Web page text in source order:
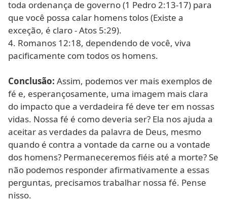
toda ordenança de governo (1 Pedro 2:13-17) para
que você possa calar homens tolos (Existe a
exceção, é claro - Atos 5:29).
4. Romanos 12:18, dependendo de você, viva
pacificamente com todos os homens.
Conclusão: Assim, podemos ver mais exemplos de
fé e, esperançosamente, uma imagem mais clara
do impacto que a verdadeira fé deve ter em nossas
vidas. Nossa fé é como deveria ser? Ela nos ajuda a
aceitar as verdades da palavra de Deus, mesmo
quando é contra a vontade da carne ou a vontade
dos homens? Permaneceremos fiéis até a morte? Se
não podemos responder afirmativamente a essas
perguntas, precisamos trabalhar nossa fé. Pense
nisso.